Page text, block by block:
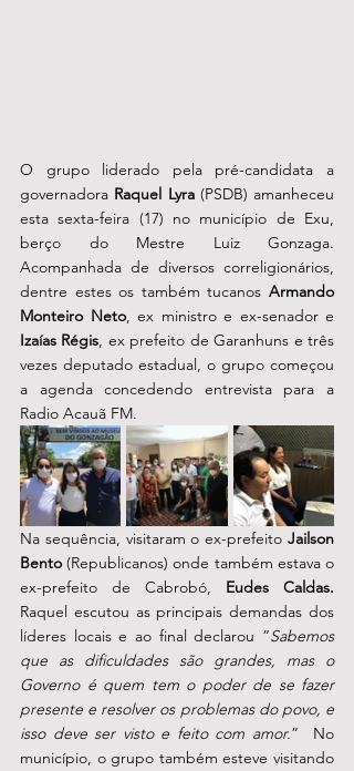
O grupo liderado pela pré-candidata a
governadora Raquel Lyra (PSDB) amanheceu
esta sexta-feira (17) no município de Exu,
berço do Mestre Luiz Gonzaga.
Acompanhada de diversos correligionários,
dentre estes os também tucanos Armando
Monteiro Neto
Izaías Régis, ex prefeito de Garanhuns e três
vezes deputado estadual, o grupo começou
a agenda concedendo entrevista para a
Radio Acauã FM.
Na sequência, visitaram o ex-prefeito Jailson
Bento (Republicanos) onde também estava o
ex-prefeito de Cabrobó,
Raquel escutou as principais demandas dos
líderes locais e ao final declarou “Sabemos
que as dificuldades são grandes, mas o
Governo é quem tem o poder de se fazer
presente e resolver os problemas do povo, e
isso deve ser visto e feito com amor.”  No
município, o grupo também esteve visitando